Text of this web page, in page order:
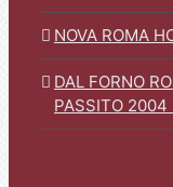
NOVA ROMA
DAL FORNO
PASSITO 2004